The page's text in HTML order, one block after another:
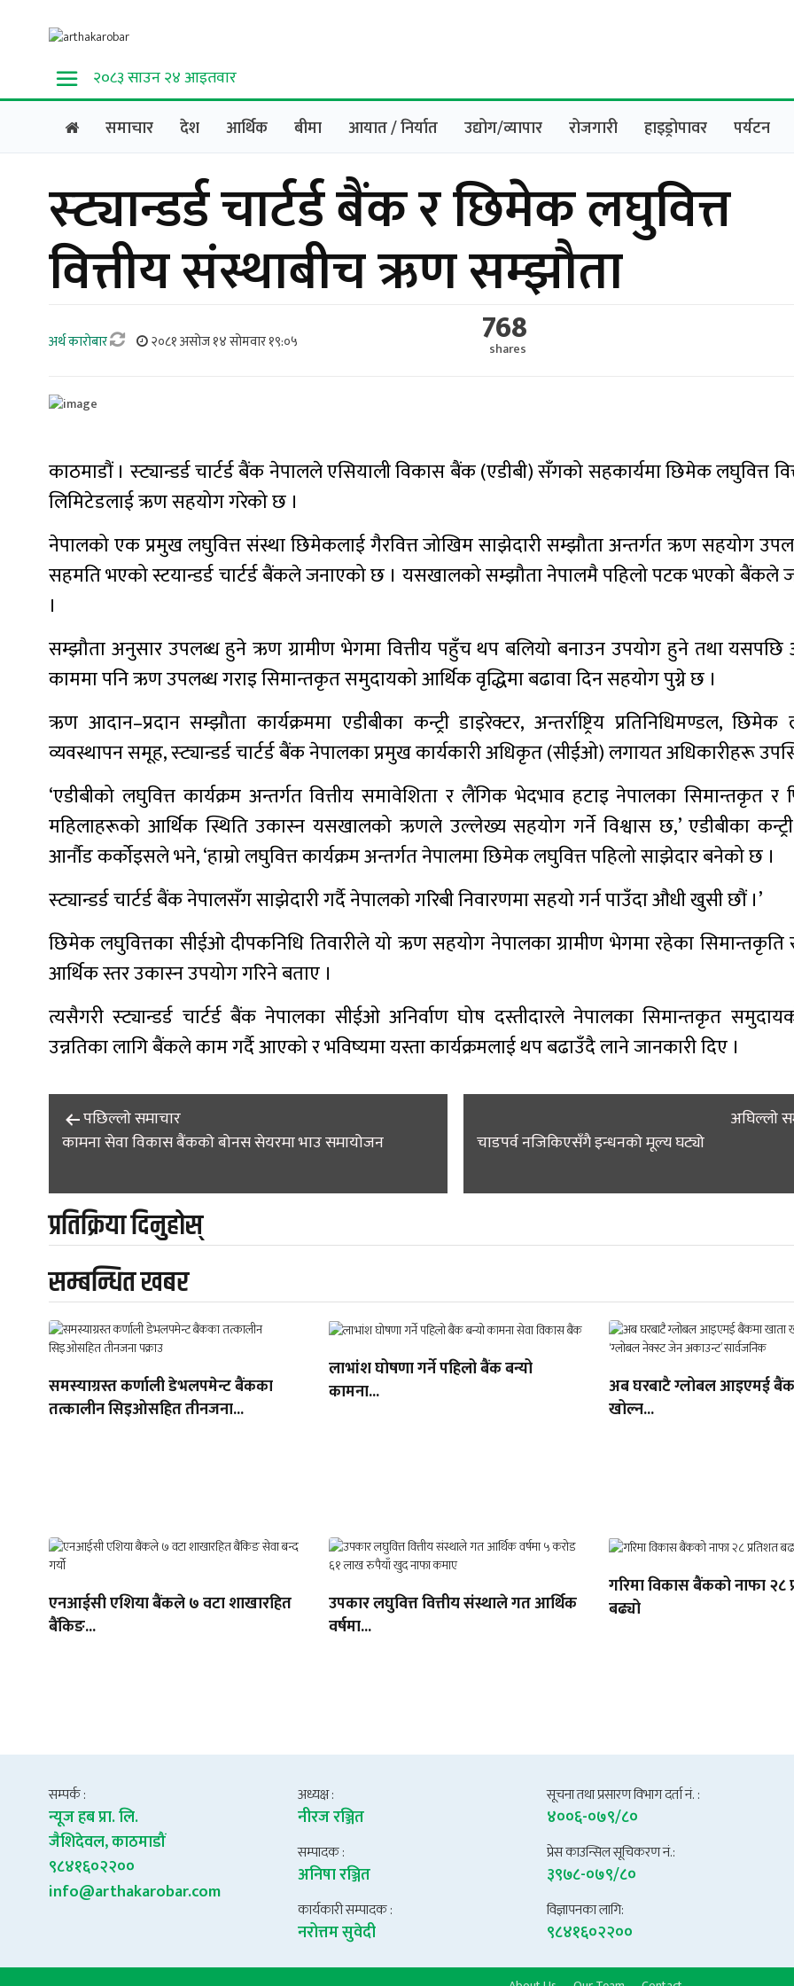
२०८३ साउन २४ आइतवार
समाचार
देश आर्थिक बीमा आयात / निर्यात उद्योग/व्यापार रोजगारी हाइड्रोपावर पर्यटन
स्ट्यान्डर्ड चार्टर्ड बैंक र छिमेक लघुवित्त
वित्तीय संस्थाबीच ऋण सम्झौता
अर्थ काराेबार २०८१ असोज १४ सोमवार १९:०५ 768
shares
काठमाडौं । स्ट्यान्डर्ड चार्टर्ड बैंक नेपालले एसियाली विकास बैंक (एडीबी) सँगको सहकार्यमा छिमेक लघुवित्त
लिमिटेडलाई ऋण सहयोग गरेको छ ।
नेपालको एक प्रमुख लघुवित्त संस्था छिमेकलाई गैरवित्त जोखिम साझेदारी सम्झौता अन्तर्गत ऋण सहयोग
सहमति भएको स्टयान्डर्ड चार्टर्ड बैंकले जनाएको छ । यसखालको सम्झौता नेपालमै पहिलो पटक भएको बैंकले
।
सम्झौता अनुसार उपलब्ध हुने ऋण ग्रामीण भेगमा वित्तीय पहुँच थप बलियो बनाउन उपयोग हुने तथा यसपछि
काममा पनि ऋण उपलब्ध गराइ सिमान्तकृत समुदायको आर्थिक वृद्धिमा बढावा दिन सहयोग पुग्ने छ ।
ऋण आदान–प्रदान सम्झौता कार्यक्रममा एडीबीका कन्ट्री डाइरेक्टर, अन्तर्राष्ट्रिय प्रतिनिधिमण्डल, छिमेक
व्यवस्थापन समूह, स्ट्यान्डर्ड चार्टर्ड बैंक नेपालका प्रमुख कार्यकारी अधिकृत (सीईओ) लगायत अधिकारीहरू
‘एडीबीको लघुवित्त कार्यक्रम अन्तर्गत वित्तीय समावेशिता र लैंगिक भेदभाव हटाइ नेपालका सिमान्तकृत र
महिलाहरूको आर्थिक स्थिति उकास्न यसखालको ऋणले उल्लेख्य सहयोग गर्ने विश्वास छ,’ एडीबीका
आर्नौड कर्कोइसले भने, ‘हाम्रो लघुवित्त कार्यक्रम अन्तर्गत नेपालमा छिमेक लघुवित्त पहिलो साझेदार बनेको छ ।
स्ट्यान्डर्ड चार्टर्ड बैंक नेपालसँग साझेदारी गर्दै नेपालको गरिबी निवारणमा सहयो गर्न पाउँदा औधी खुसी छौं ।’
छिमेक लघुवित्तका सीईओ दीपकनिधि तिवारीले यो ऋण सहयोग नेपालका ग्रामीण भेगमा रहेका
आर्थिक स्तर उकास्न उपयोग गरिने बताए ।
त्यसैगरी स्ट्यान्डर्ड चार्टर्ड बैंक नेपालका सीईओ अनिर्वाण घोष दस्तीदारले नेपालका सिमान्तकृत
उन्नतिका लागि बैंकले काम गर्दै आएको र भविष्यमा यस्ता कार्यक्रमलाई थप बढाउँदै लाने जानकारी दिए ।
Postपछिल्लाे समाचार
कामना सेवा विकास बैंकको बोनस सेयरमा भाउ समायोजन
अघिल्लाे
चाडपर्व नजिकिएसँगै इन्धनको मूल्य घट्यो
प्रतिक्रिया दिनुहोस्
सम्बन्धित खबर
समस्याग्रस्त कर्णाली डेभलपमेन्ट बैंकका
तत्कालीन सिइओसहित तीनजना...
लाभांश घोषणा गर्ने पहिलो बैंक बन्यो
कामना...
अब घरबाटै ग्लोबल आइएमई
खोल्न...
एनआईसी एशिया बैंकले ७ वटा शाखारहित
बैंकिङ...
उपकार लघुवित्त वित्तीय संस्थाले गत आर्थिक
वर्षमा...
गरिमा विकास बैंकको नाफा २८
बढ्यो
सम्पर्क :
न्यूज हब प्रा. लि.
जैशिदेवल, काठमाडौं
९८४१६०२२००
info@arthakarobar.com
अध्यक्ष :
नीरज रञ्जित
सम्पादक :
अनिषा रञ्जित
कार्यकारी सम्पादक :
नरोत्तम सुवेदी
सूचना तथा प्रसारण विभाग दर्ता नं. :
४००६-०७९/८०
प्रेस काउन्सिल सूचिकरण नं.:
३९७८-०७९/८०
विज्ञापनका लागि:
९८४१६०२२००